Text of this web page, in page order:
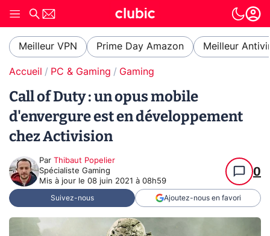
Meilleur VPN Prime Day Amazon Meilleur
Accueil PC & Gaming Gaming
Call of Duty : un opus mobile
d'envergure est en développement
chez Activision
Par Thibaut Popelier
Spécialiste Gaming
Mis à jour le 08 juin 2021 à 08h59
0
Suivez-nous Ajoutez-nous en favori